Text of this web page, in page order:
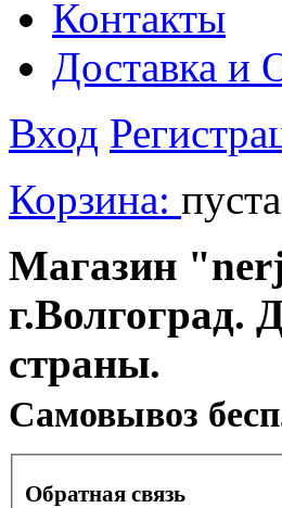
Контакты
Доставка и
Вход
Корзина: пуста
Магазин
г.Волгоград.
страны.
Cамовывоз
Обратная связь